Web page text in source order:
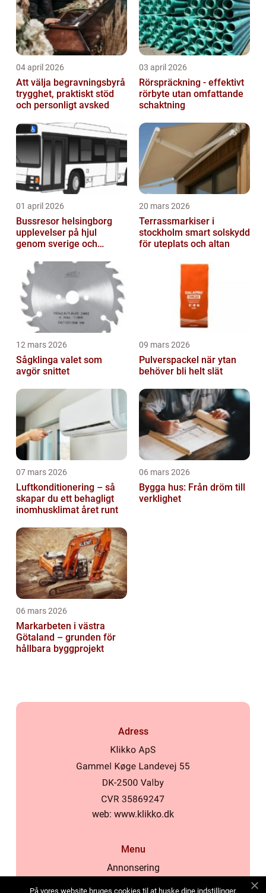
04 april 2026
Att välja begravningsbyrå
trygghet, praktiskt stöd
och personligt avsked
03 april 2026
Rörspräckning - effektivt
rörbyte utan omfattande
schaktning
01 april 2026
Bussresor helsingborg
upplevelser på hjul
genom sverige och
20 mars 2026
Terrassmarkiser i
stockholm smart solskydd
för uteplats och altan
12 mars 2026
Sågklinga valet som
avgör snittet
09 mars 2026
Pulverspackel när ytan
behöver bli helt slät
07 mars 2026
Luftkonditionering – så
skapar du ett behagligt
inomhusklimat året runt
06 mars 2026
Bygga hus: Från dröm till
verklighet
06 mars 2026
Markarbeten i västra
Götaland – grunden för
hållbara byggprojekt
Adress
web: www.klikko.dk
Menu
Annonsering
På vores website bruges cookies til at huske dine indstillinger,